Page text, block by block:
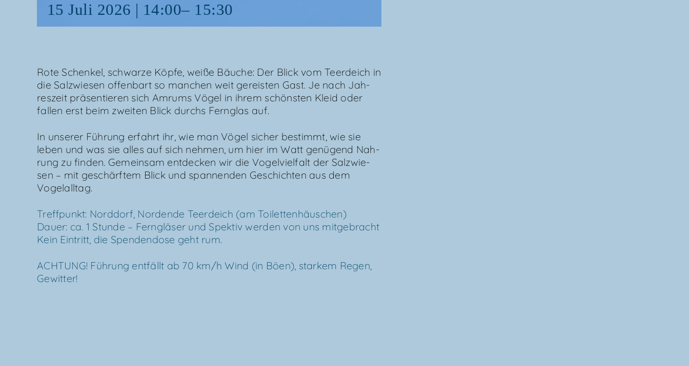
15 Juli 2026 | 14:00– 15:30
Rote Schen­kel, schwar­ze Köp­fe, wei­ße Bäu­che: Der Blick vom Teer­deich in
die Salz­wie­sen offen­bart so man­chen weit gereis­ten Gast. Je nach Jah­
res­zeit prä­sen­tie­ren sich Amrums Vögel in ihrem schöns­ten Kleid oder
fal­len erst beim zwei­ten Blick durchs Fern­glas auf.
In unse­rer Füh­rung erfahrt ihr, wie man Vögel sicher bestimmt, wie sie
leben und was sie alles auf sich neh­men, um hier im Watt genü­gend Nah­
rung zu fin­den. Gemein­sam ent­de­cken wir die Vogel­viel­falt der Salz­wie­
sen – mit geschärf­tem Blick und span­nen­den Geschich­ten aus dem
Vogelalltag.
Treff­punkt: Nord­dorf, Nor­den­de Teer­deich (am Toi­let­ten­häus­chen)
Dau­er: ca. 1 Stun­de – Fern­glä­ser und Spek­tiv wer­den von uns mit­ge­bracht
Kein Ein­tritt, die Spen­den­do­se geht rum.
ACH­TUNG! Füh­rung ent­fällt ab 70 km/​h Wind (in Böen), star­kem Regen,
Gewitter!